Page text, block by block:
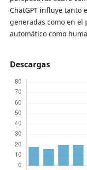
ChatGPT influye tanto
generadas como en el
automático como
Descargas